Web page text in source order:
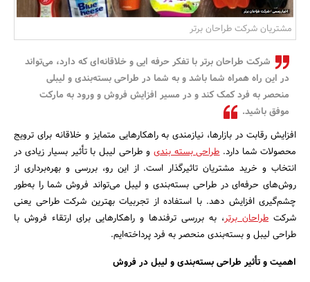
مشتریان شرکت طراحان برتر
شرکت طراحان برتر با تفکر حرفه ایی و خلاقانه‌ای که دارد، می‌تواند
در این راه همراه شما باشد و به شما در طراحی بسته‌بندی و لیبلی
منحصر به فرد کمک کند و در مسیر افزایش فروش و ورود به مارکت
موفق باشید.
افزایش رقابت در بازارها، نیازمندی به راهکارهایی متمایز و خلاقانه برای ترویج
محصولات شما دارد.طراحی بسته بندی و طراحی لیبل با تأثیر بسیار زیادی در
انتخاب و خرید مشتریان تاثیرگذار است. از این رو، بررسی و بهره‌برداری از
روش‌های حرفه‌ای در طراحی بسته‌بندی و لیبل می‌تواند فروش شما را به‌طور
چشم‌گیری افزایش دهد. با استفاده از تجربیات بهترین شرکت طراحی یعنی
شرکت طراحان برتر، به بررسی ترفندها و راهکارهایی برای ارتقاء فروش با
طراحی لیبل و بسته‌بندی منحصر به فرد پرداخته‌ایم.
اهمیت و تأثیر طراحی بسته‌بندی و لیبل در فروش